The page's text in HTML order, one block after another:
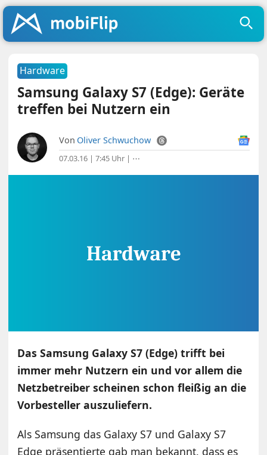
Hardware
Samsung Galaxy S7 (Edge): Geräte
treffen bei Nutzern ein
Von Oliver Schwuchow
07.03.16 | 7:45 Uhr | ⋯
Das Samsung Galaxy S7 (Edge) trifft bei
immer mehr Nutzern ein und vor allem die
Netzbetreiber scheinen schon fleißig an die
Vorbesteller auszuliefern.
Als Samsung das Galaxy S7 und Galaxy S7
Edge präsentierte gab man bekannt, dass es